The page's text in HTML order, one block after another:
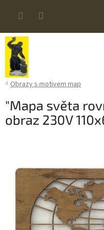
Obrazy s motivem map
"Mapa světa
obraz 230V